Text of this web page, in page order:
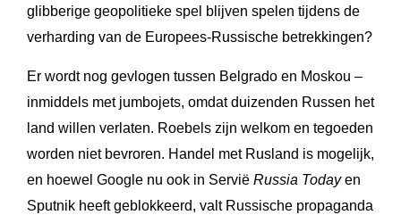
glibberige geopolitieke spel blijven spelen tijdens de
verharding van de Europees-Russische betrekkingen?
Er wordt nog gevlogen tussen Belgrado en Moskou –
inmiddels met jumbojets, omdat duizenden Russen het
land willen verlaten. Roebels zijn welkom en tegoeden
worden niet bevroren. Handel met Rusland is mogelijk,
en hoewel Google nu ook in Servië Russia Todayen
Sputnik heeft geblokkeerd, valt Russische propaganda